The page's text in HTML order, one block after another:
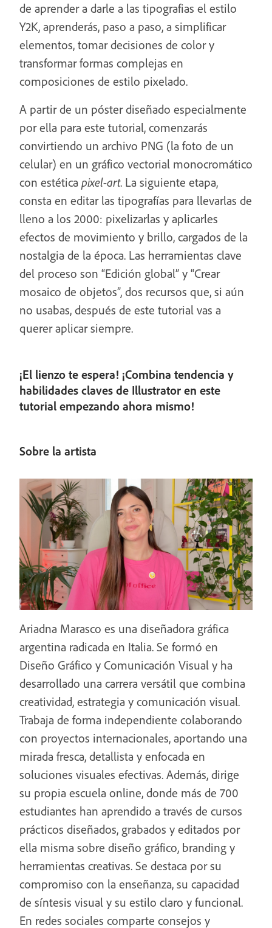
de aprender a darle a las tipografias el estilo
Y2K, aprenderás, paso a paso, a simplificar
elementos, tomar decisiones de color y
transformar formas complejas en
composiciones de estilo pixelado.
A partir de un póster diseñado especialmente
por ella para este tutorial, comenzarás
convirtiendo un archivo PNG (la foto de un
celular) en un gráfico vectorial monocromático
con estética pixel-art. La siguiente etapa,
consta en editar las tipografías para llevarlas de
lleno a los 2000: pixelizarlas y aplicarles
efectos de movimiento y brillo, cargados de la
nostalgia de la época. Las herramientas clave
del proceso son “Edición global” y “Crear
mosaico de objetos”, dos recursos que, si aún
no usabas, después de este tutorial vas a
querer aplicar siempre.
¡El lienzo te espera! ¡Combina tendencia y
habilidades claves de Illustrator en este
tutorial empezando ahora mismo!
Sobre la artista
Ariadna Marasco es una diseñadora gráfica
argentina radicada en Italia. Se formó en
Diseño Gráfico y Comunicación Visual y ha
desarrollado una carrera versátil que combina
creatividad, estrategia y comunicación visual.
Trabaja de forma independiente colaborando
con proyectos internacionales, aportando una
mirada fresca, detallista y enfocada en
soluciones visuales efectivas. Además, dirige
su propia escuela online, donde más de 700
estudiantes han aprendido a través de cursos
prácticos diseñados, grabados y editados por
ella misma sobre diseño gráfico, branding y
herramientas creativas. Se destaca por su
compromiso con la enseñanza, su capacidad
de síntesis visual y su estilo claro y funcional.
En redes sociales comparte consejos y